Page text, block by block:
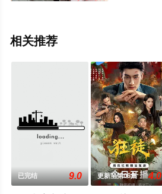
相关推荐
已完结 9.0 更新至第06集 4.0